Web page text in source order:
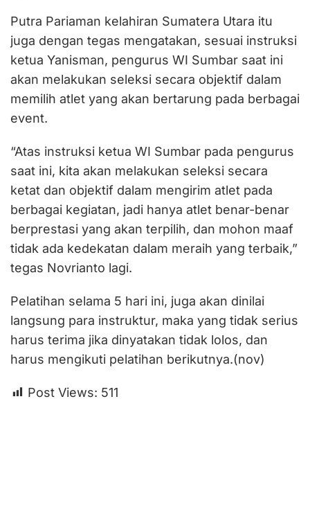
Putra Pariaman kelahiran Sumatera Utara itu
juga dengan tegas mengatakan, sesuai instruksi
ketua Yanisman, pengurus WI Sumbar saat ini
akan melakukan seleksi secara objektif dalam
memilih atlet yang akan bertarung pada berbagai
event.
“Atas instruksi ketua WI Sumbar pada pengurus
saat ini, kita akan melakukan seleksi secara
ketat dan objektif dalam mengirim atlet pada
berbagai kegiatan, jadi hanya atlet benar-benar
berprestasi yang akan terpilih, dan mohon maaf
tidak ada kedekatan dalam meraih yang terbaik,”
tegas Novrianto lagi.
Pelatihan selama 5 hari ini, juga akan dinilai
langsung para instruktur, maka yang tidak serius
harus terima jika dinyatakan tidak lolos, dan
harus mengikuti pelatihan berikutnya.(nov)
Post Views: 511